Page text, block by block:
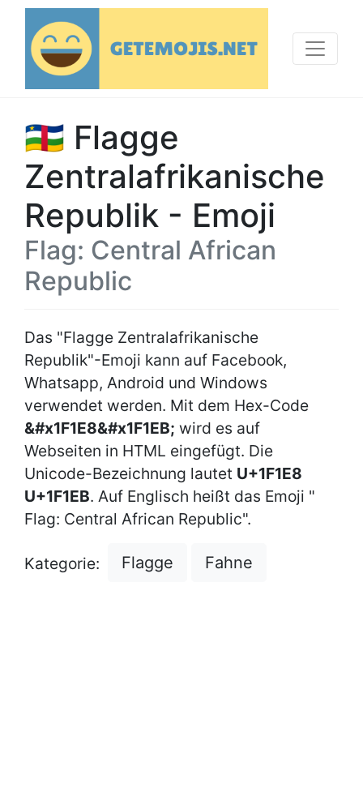
🇨🇫 Flagge
Zentralafrikanische
Republik - Emoji
Flag: Central African
Republic
Das "Flagge Zentralafrikanische
Republik"-Emoji kann auf Facebook,
Whatsapp, Android und Windows
verwendet werden. Mit dem Hex-Code
&#x1F1E8&#x1F1EB; wird es auf
Webseiten in HTML eingefügt. Die
Unicode-Bezeichnung lautet U+1F1E8
U+1F1EB. Auf Englisch heißt das Emoji "
Flag: Central African Republic".
Kategorie: Flagge Fahne